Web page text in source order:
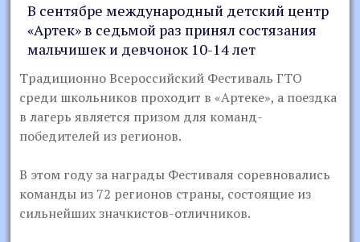
В сентябре международный детский центр
«Артек» в седьмой раз принял состязания
мальчишек и девчонок 10-14 лет
Традиционно Всероссийский Фестиваль ГТО
среди школьников проходит в «Артеке», а поездка
в лагерь является призом для команд-
победителей из регионов.
В этом году за награды Фестиваля соревновались
команды из 72 регионов страны, состоящие из
сильнейших значкистов-отличников.